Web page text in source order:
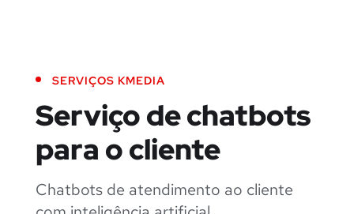
SERVIÇOS KMEDIA
Serviço de chatbots
para o cliente
Chatbots de atendimento ao cliente